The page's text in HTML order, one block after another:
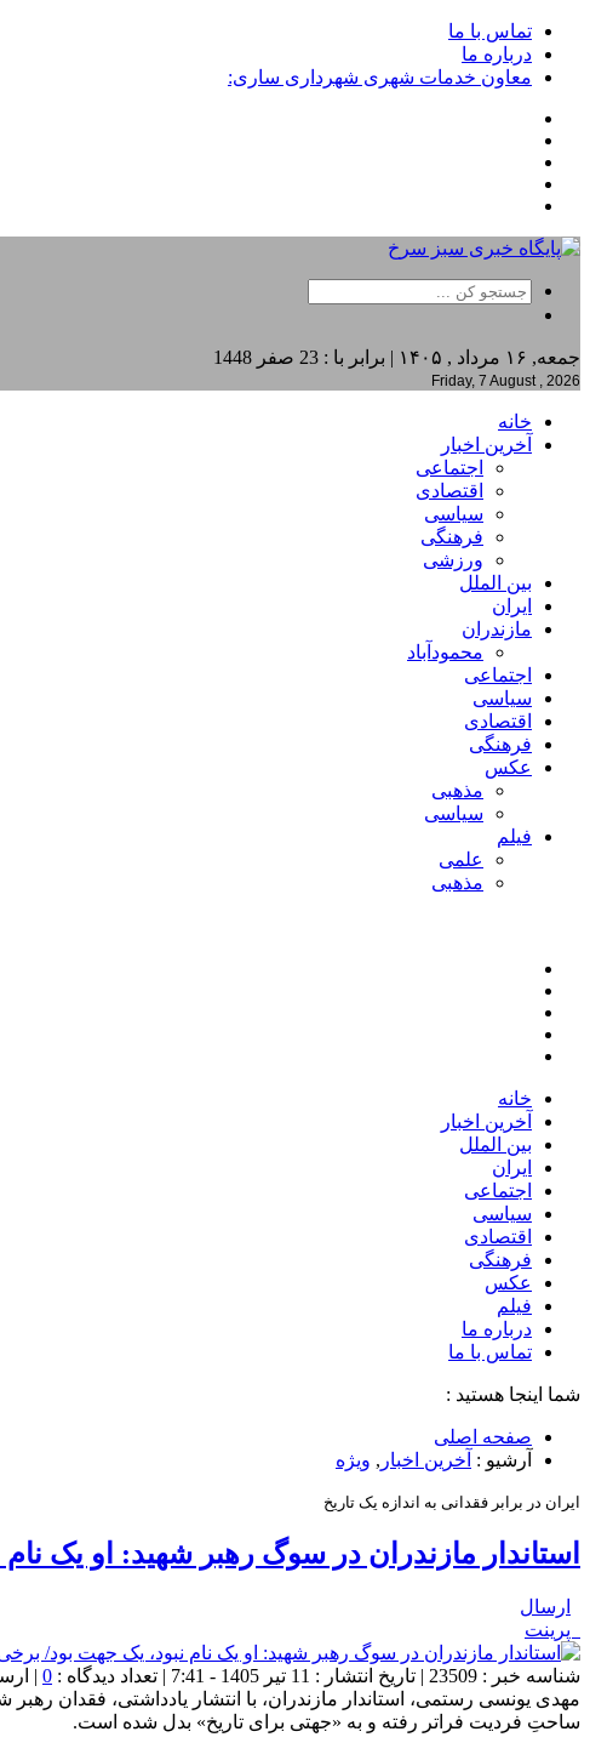
تماس با ما
درباره ما
معاون خدمات شهری شهرداری ساری:
جمعه, ۱۶ مرداد , ۱۴۰۵ | برابر با : 23 صفر 1448
Friday, 7 August , 2026
خانه
آخرین اخبار
اجتماعی
اقتصادی
سیاسی
فرهنگی
ورزشی
بین الملل
ایران
مازندران
محمودآباد
اجتماعی
سیاسی
اقتصادی
فرهنگی
عکس
مذهبی
سیاسی
فیلم
علمی
مذهبی
خانه
آخرین اخبار
بین الملل
ایران
اجتماعی
سیاسی
اقتصادی
فرهنگی
عکس
فیلم
درباره ما
تماس با ما
شما اینجا هستید :
صفحه اصلی
آرشیو : آخرین اخبار , ویژه
ایران در برابر فقدانی به اندازه یک تاریخ
استاندار مازندران در سوگ رهبر شهید: او یک
ارسال
پرینت
شناسه خبر : 23509 | تاریخ انتشار : 11 تیر 1405 - 7:41 | تعداد دیدگاه : 0
|
مهدی یونسی رستمی، استاندار مازندران، با انتشار یادداشتی، فقدان
ساحتِ فردیت فراتر رفته و به «جهتی برای تاریخ» بدل شده است. ‌